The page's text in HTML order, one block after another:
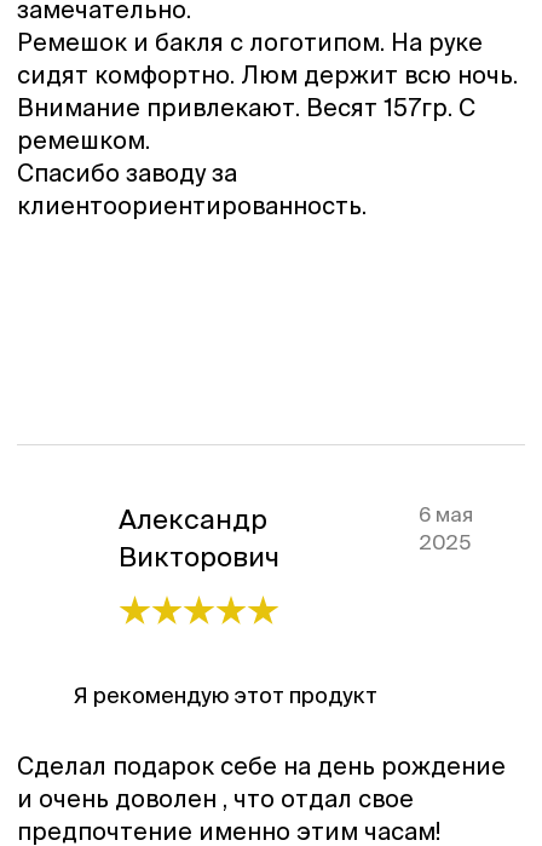
замечательно.
Ремешок и бакля с логотипом. На руке
сидят комфортно. Люм держит всю ночь.
Внимание привлекают. Весят 157гр. С
ремешком.
Спасибо заводу за
клиентоориентированность.
Александр
Викторович
6 мая
2025
Я рекомендую этот продукт
Сделал подарок себе на день рождение
и очень доволен , что отдал свое
предпочтение именно этим часам!